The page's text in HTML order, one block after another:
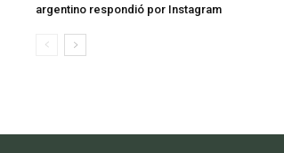
argentino respondió por Instagram